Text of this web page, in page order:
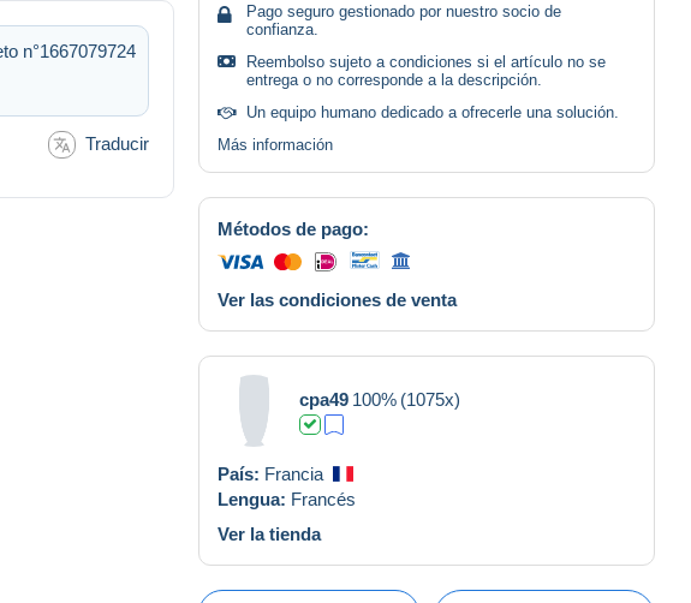
n°1667079724
Traducir
Pago seguro gestionado por nuestro socio de
confianza.
Reembolso sujeto a condiciones si el artículo no se
entrega o no corresponde a la descripción.
Un equipo humano dedicado a ofrecerle una solución.
Más información
Métodos de pago:
Ver las condiciones de venta
cpa49 100% (1075x)
País: Francia
Lengua: Francés
Ver la tienda